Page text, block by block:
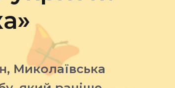
Миколаївська